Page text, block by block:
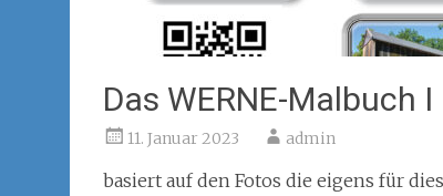
Das WERNE-Malbuch I
11. Januar 2023 admin
basiert auf den Fotos die eigens für